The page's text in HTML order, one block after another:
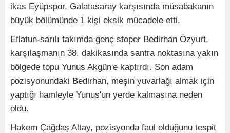
ikas Eyüpspor, Galatasaray karşısında müsabakanın
büyük bölümünde 1 kişi eksik mücadele etti.
Eflatun-sarılı takımda genç stoper Bedirhan Özyurt,
karşılaşmanın 38. dakikasında santra noktasına yakın
bölgede topu Yunus Akgün'e kaptırdı. Son adam
pozisyonundaki Bedirhan, meşin yuvarlağı almak için
yaptığı hamleyle Yunus'un yerde kalmasına neden
oldu.
Hakem Çağdaş Altay, pozisyonda faul olduğunu tespit